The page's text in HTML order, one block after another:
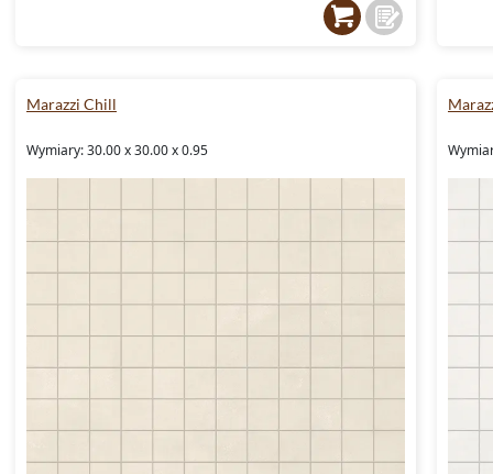
Marazzi Chill
Wymiary: 30.00 x 30.00 x 0.95